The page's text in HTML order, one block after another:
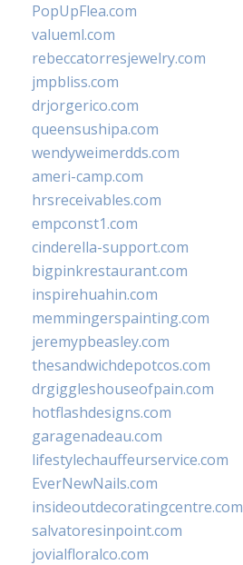
PopUpFlea.com
valueml.com
rebeccatorresjewelry.com
jmpbliss.com
drjorgerico.com
queensushipa.com
wendyweimerdds.com
ameri-camp.com
hrsreceivables.com
empconst1.com
cinderella-support.com
bigpinkrestaurant.com
inspirehuahin.com
memmingerspainting.com
jeremypbeasley.com
thesandwichdepotcos.com
drgiggleshouseofpain.com
hotflashdesigns.com
garagenadeau.com
lifestylechauffeurservice.com
EverNewNails.com
insideoutdecoratingcentre.com
salvatoresinpoint.com
jovialfloralco.com